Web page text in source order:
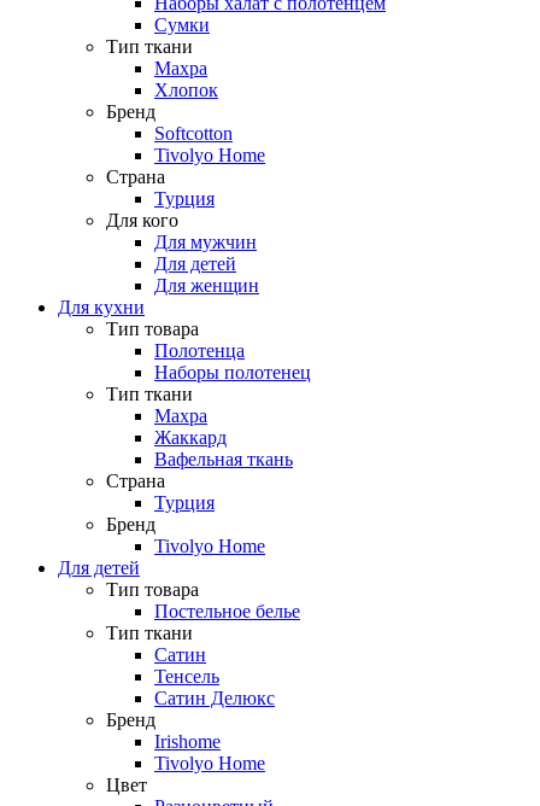
Сумки
Тип ткани
Махра
Хлопок
Бренд
Softcotton
Tivolyo Home
Страна
Турция
Для кого
Для мужчин
Для детей
Для женщин
Для кухни
Тип товара
Полотенца
Наборы полотенец
Тип ткани
Махра
Жаккард
Вафельная ткань
Страна
Турция
Бренд
Tivolyo Home
Для детей
Тип товара
Постельное белье
Тип ткани
Сатин
Тенсель
Сатин Делюкс
Бренд
Irishome
Tivolyo Home
Цвет